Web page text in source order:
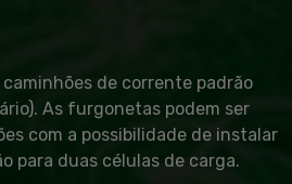
de corrente padrão
As furgonetas podem ser
com a possibilidade de instalar
para duas células de carga.